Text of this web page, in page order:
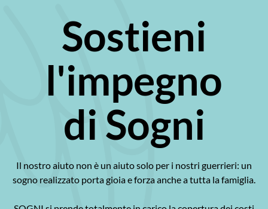
Sostieni
l'impegno
di Sogni
Il nostro aiuto non è un aiuto solo per i nostri guerrieri: un
sogno realizzato porta gioia e forza anche a tutta la famiglia.